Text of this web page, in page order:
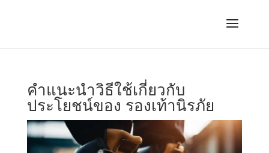
คําแนะนําวิธีใช้เกี่ยวกับ
ประโยชน์ของ รองเท้านิรภัย